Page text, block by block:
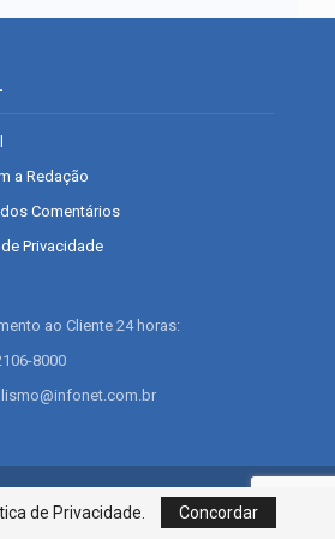
a Redação
Comentários
Privacidade
ao Cliente 24 horas:
8000
49015-030, Fone: 79.2106.8000 - CI
Centro de Informações LTDA
de Privacidade.
Concordar